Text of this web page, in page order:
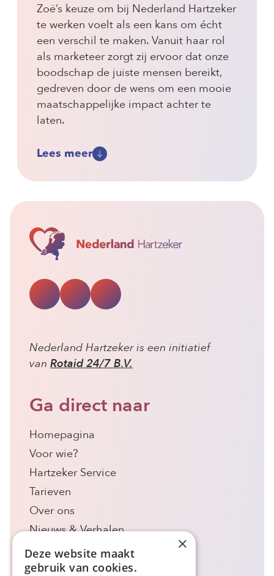
Zoë’s keuze om bij Nederland Hartzeker
te werken voelt als een kans om écht
een verschil te maken. Vanuit haar rol
als marketeer zorgt zij ervoor dat onze
boodschap de juiste mensen bereikt,
gedreven door de wens om een mooie
maatschappelijke impact achter te
laten.
Lees meer
Nederland Hartzeker is een initiatief
van Rotaid 24/7 B.V.
Ga direct naar
Homepagina
Voor wie?
Hartzeker Service
Tarieven
Over ons
Nieuws & Verhalen
Contact
×
Deze website maakt
gebruik van cookies.